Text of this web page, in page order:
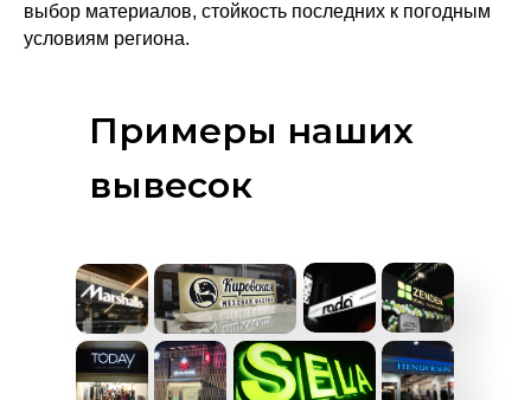
выбор материалов, стойкость последних к погодным
условиям региона.
Примеры наших
вывесок